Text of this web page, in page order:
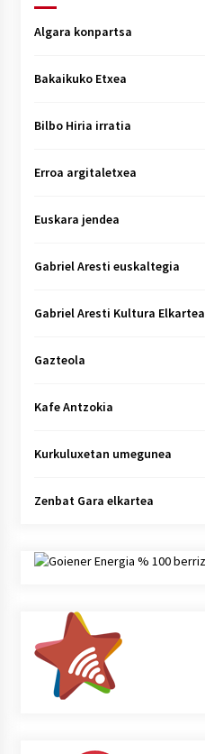
Algara konpartsa
Bakaikuko Etxea
Bilbo Hiria irratia
Erroa argitaletxea
Euskara jendea
Gabriel Aresti euskaltegia
Gabriel Aresti Kultura Elkartea
Gazteola
Kafe Antzokia
Kurkuluxetan umegunea
Zenbat Gara elkartea